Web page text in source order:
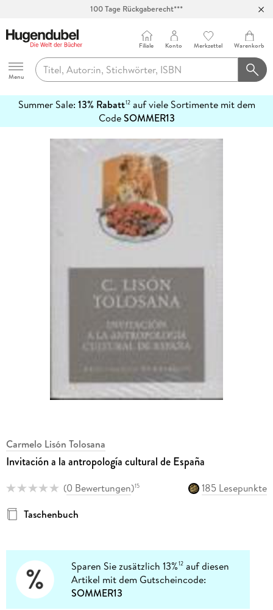
100 Tage Rückgaberecht***
Hugendubel
Menu
Filiale Konto Merkzettel Warenkorb
Summer Sale: 13% Rabatt12auf viele Sortimente mit dem
CodeSOMMER13
erfahren
Carmelo Lisón Tolosana
Invitación a la antropología cultural de España
(0 Bewertungen)15
185 Lesepunkte
Taschenbuch
Sparen Sie zusätzlich 13%12 auf diesen
Artikel mit dem Gutscheincode:
SOMMER13